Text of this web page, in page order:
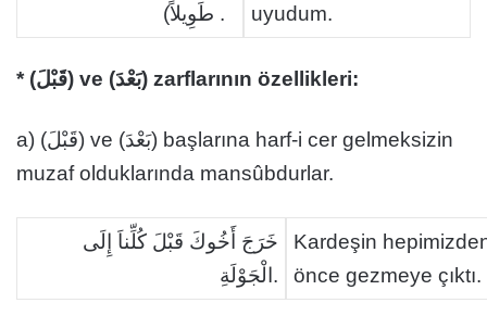
طَوِيلاً) .
uyudum.
* (قَبْلَ) ve (بَعْدَ) zarflarının özellikleri:
a) (قَبْلَ) ve (بَعْدَ) başlarına harf-i cer gelmeksizin
muzaf olduklarında mansûbdurlar.
خَرَجَ أَخُوكَ قَبْلَ كُلِّناَ إِلَى
الْجَوْلَةِ.
Kardeşin
önce gezmeye çıktı.